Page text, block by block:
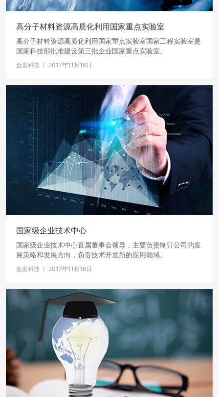
高分子材料资源高质化利用国家重点实验室
高分子材料资源高质化利用国家重点实验室国家工程实验室是
国家科技部批准建设第三批企业国家重点实验室。
金发科技 丨 2017年11月16日
国家级企业技术中心
国家级企业技术中心直属董事会领导，主要负责制订公司的发
展策略和发展方向，负责技术开发新的应用领域。
金发科技 丨 2017年11月16日